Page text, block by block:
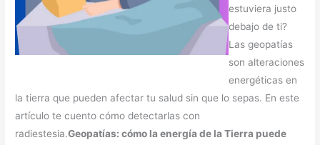
estuviera justo
debajo de ti?
Las geopatías
son alteraciones
energéticas en
la tierra que pueden afectar tu salud sin que lo sepas. En este
artículo te cuento cómo detectarlas con
radiestesia.Geopatías: cómo la energía de la Tierra puede